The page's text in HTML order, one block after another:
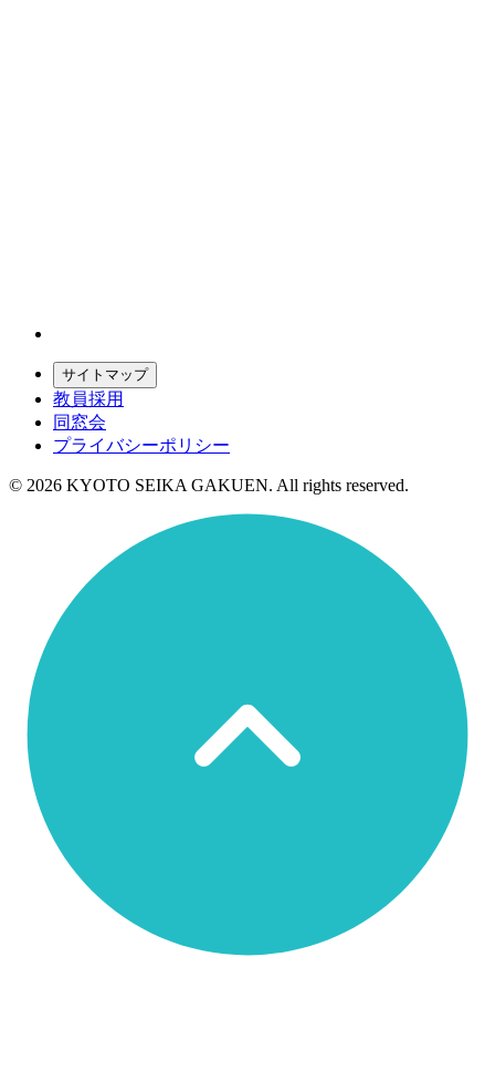
サイトマップ
教員採用
同窓会
プライバシーポリシー
© 2026 KYOTO SEIKA GAKUEN. All rights reserved.